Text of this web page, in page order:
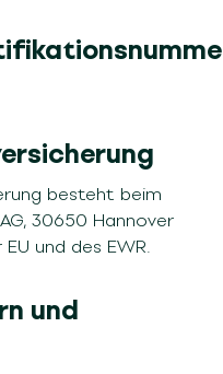
besteht beim
30650 Hannover
und des EWR.
und